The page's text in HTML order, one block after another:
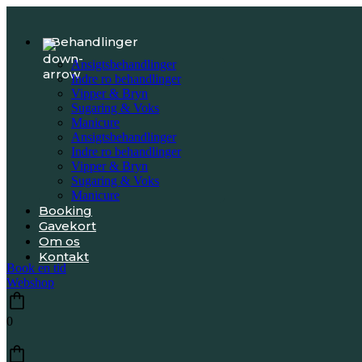
Behandlinger
Ansigtsbehandlinger
Indre ro behandlinger
Vipper & Bryn
Sugaring & Voks
Manicure
Ansigtsbehandlinger
Indre ro behandlinger
Vipper & Bryn
Sugaring & Voks
Manicure
Booking
Gavekort
Om os
Kontakt
Book en tid
Webshop
0